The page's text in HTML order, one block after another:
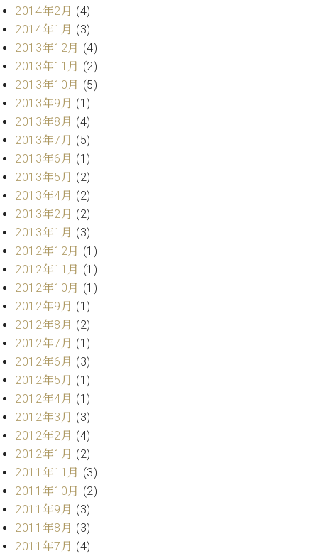
2014年2月 (4)
2014年1月 (3)
2013年12月 (4)
2013年11月 (2)
2013年10月 (5)
2013年9月 (1)
2013年8月 (4)
2013年7月 (5)
2013年6月 (1)
2013年5月 (2)
2013年4月 (2)
2013年2月 (2)
2013年1月 (3)
2012年12月 (1)
2012年11月 (1)
2012年10月 (1)
2012年9月 (1)
2012年8月 (2)
2012年7月 (1)
2012年6月 (3)
2012年5月 (1)
2012年4月 (1)
2012年3月 (3)
2012年2月 (4)
2012年1月 (2)
2011年11月 (3)
2011年10月 (2)
2011年9月 (3)
2011年8月 (3)
2011年7月 (4)